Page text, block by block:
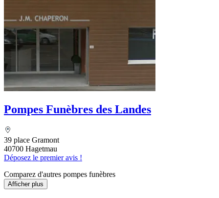
Pompes Funèbres des Landes
39 place Gramont
40700 Hagetmau
Déposez le premier avis !
Comparez d'autres pompes funèbres
Afficher plus